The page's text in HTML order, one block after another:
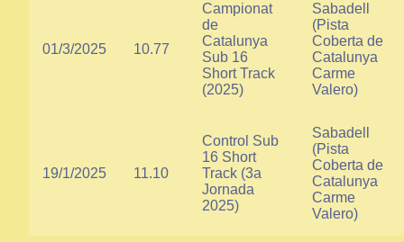
01/3/2025 10.77
Campionat
de
Catalunya
Sub 16
Short Track
(2025)
Sabadell
(Pista
Coberta de
Catalunya
Carme
Valero)
19/1/2025 11.10
Control Sub
16 Short
Track (3a
Jornada
2025)
Sabadell
(Pista
Coberta de
Catalunya
Carme
Valero)